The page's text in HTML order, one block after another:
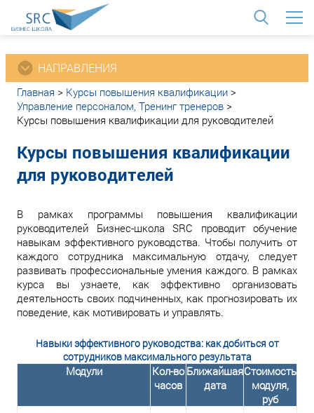
НАПРАВЛЕНИЯ
Главная > Курсы повышения квалификации >
Управление персоналом, Тренинг тренеров >
Курсы повышения квалификации для руководителей
Курсы повышения квалификации
для руководителей
В рамках программы повышения квалификации
руководителей Бизнес-школа SRC проводит обучение
навыкам эффективного руководства. Чтобы получить от
каждого сотрудника максимальную отдачу, следует
развивать профессиональные умения каждого. В рамках
курса вы узнаете, как эффективно организовать
деятельность своих подчиненных, как прогнозировать их
поведение, как мотивировать и управлять.
Навыки эффективного руководства: как добиться от
сотрудников максимального результата
Модули
Кол-во
часов
Ближайшая
дата
Стоимость
модуля,
руб